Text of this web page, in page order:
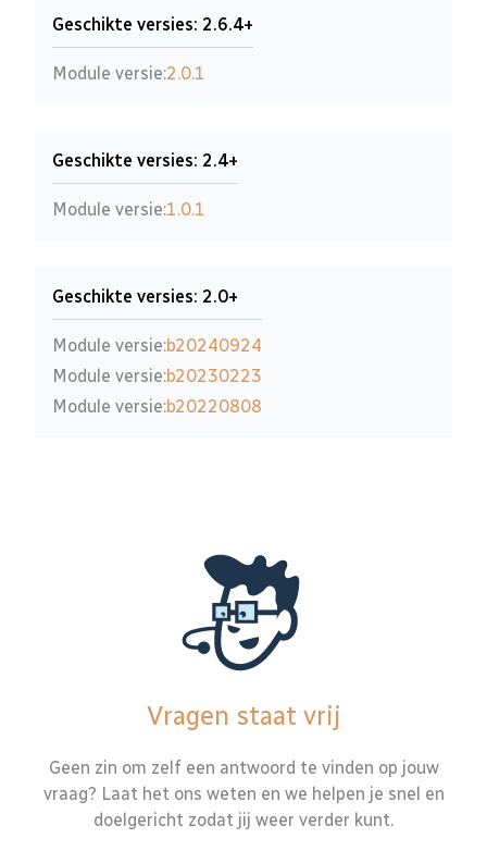
Geschikte versies: 2.6.4+
Module versie:2.0.1
Geschikte versies: 2.4+
Module versie:1.0.1
Geschikte versies: 2.0+
Module versie:b20240924
Module versie:b20230223
Module versie:b20220808
Vragen staat vrij
Geen zin om zelf een antwoord te vinden op jouw
vraag? Laat het ons weten en we helpen je snel en
doelgericht zodat jij weer verder kunt.